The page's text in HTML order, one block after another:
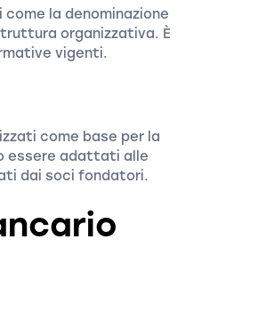
la denominazione
organizzativa. È
vigenti.
come base per la
essere adattati alle
dai soci fondatori.